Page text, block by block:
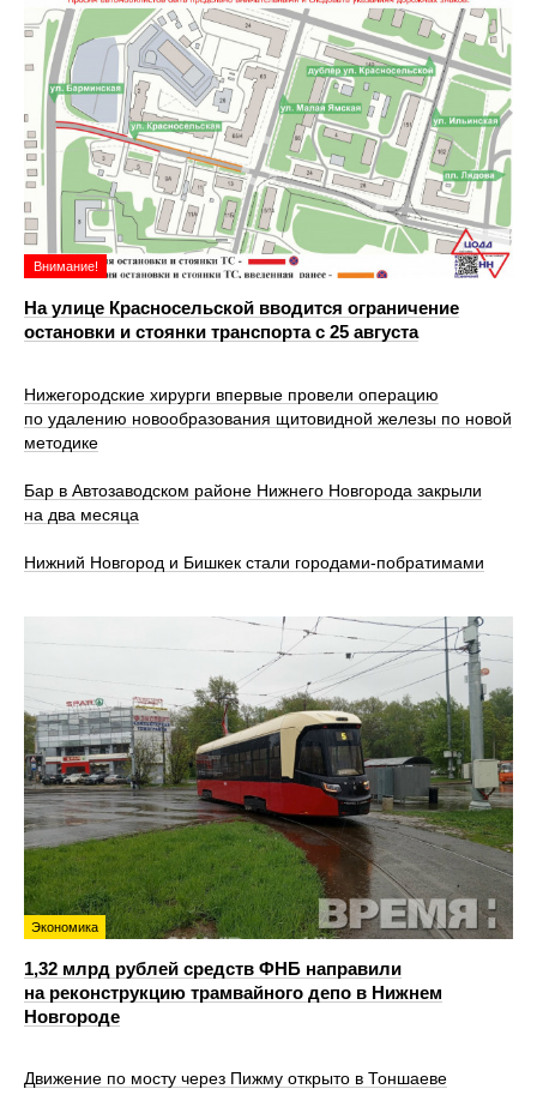
Внимание!
На улице Красносельской вводится ограничение
остановки и стоянки транспорта с 25 августа
Нижегородские хирурги впервые провели операцию
по удалению новообразования щитовидной железы по новой
методике
Бар в Автозаводском районе Нижнего Новгорода закрыли
на два месяца
Нижний Новгород и Бишкек стали городами-побратимами
Экономика
1,32 млрд рублей средств ФНБ направили
на реконструкцию трамвайного депо в Нижнем
Новгороде
Движение по мосту через Пижму открыто в Тоншаеве